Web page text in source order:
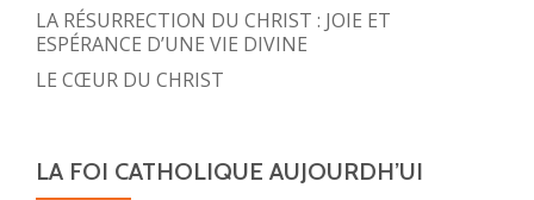
LA RÉSURRECTION DU CHRIST : JOIE ET
ESPÉRANCE D’UNE VIE DIVINE
LE CŒUR DU CHRIST
LA FOI CATHOLIQUE AUJOURDH’UI